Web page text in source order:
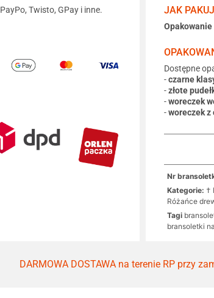
Twisto, GPay i inne. JAK
Dostępne
-czarne
-złote
-woreczek
-woreczek z
Nr
Kategorie: †
Różańce
Tagi
bransoletki
DARMOWA DOSTAWA na terenie RP przy